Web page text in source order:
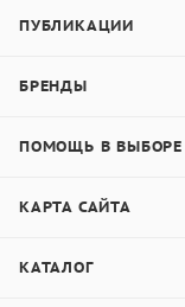
ПУБЛИКАЦИИ
БРЕНДЫ
ПОМОЩЬ В ВЫБОРЕ
КАРТА САЙТА
КАТАЛОГ